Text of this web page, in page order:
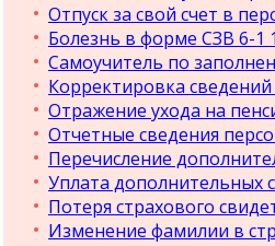
Отпуск за свой счет в
Болезнь в форме СЗВ 6-1
Самоучитель по
Корректировка
Отражение ухода на
Отчетные сведения
Перечисление
Уплата дополнительных
Потеря страхового
Изменение фамилии в